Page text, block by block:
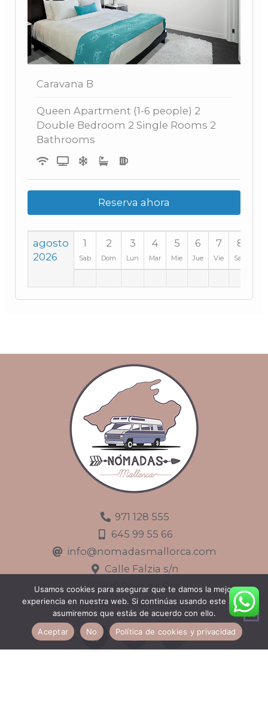
Caravana B
Queen Apartment (1-6 people) 2
Double Bedroom 2 Single Rooms 2
Bathrooms
Reserva ahora
agosto
2026
1
Sab
2
Dom
3
Lun
4
Mar
5
Mie
6
Jue
7
Vie
8
Sab
971 128 555
645 99 55 66
info@nomadasmallorca.com
Calle Falzia s/n
07609 Puig de Ros
(Junto al Mercadona)
F
a
c
I
n
s
E
n
v
Usamos cookies para asegurar que te damos la mejor
experiencia en nuestra web. Si continúas usando este sitio,
asumiremos que estás de acuerdo con ello.
Aceptar
No Política de cookies y privacidad